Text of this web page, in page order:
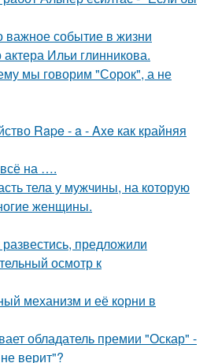
событие в жизни
актера Ильи глинникова.
мы говорим "Сорок", а не
Rape - a - Axe как крайняя
на ….
тела у мужчины, на которую
женщины.
предложили
осмотр к
механизм и её корни в
обладатель премии "Оскар" -
верит"?